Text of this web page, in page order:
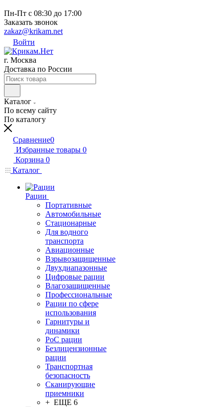
Пн-Пт с 08:30 до 17:00
Заказать звонок
zakaz@krikam.net
Войти
г. Москва
Доставка по России
Каталог
По всему сайту
По каталогу
Сравнение0
Избранные товары 0
Корзина 0
Каталог
Рации
Портативные
Автомобильные
Стационарные
Для водного
транспорта
Авиационные
Взрывозащищенные
Двухдиапазонные
Цифровые рации
Влагозащищенные
Профессиональные
Рации по сфере
использования
Гарнитуры и
динамики
PoC рации
Безлицензионные
рации
Транспортная
безопасность
Сканирующие
приемники
+ ЕЩЕ 6